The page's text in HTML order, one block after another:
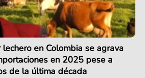
en Colombia se agrava
en 2025 pese a
de la última década